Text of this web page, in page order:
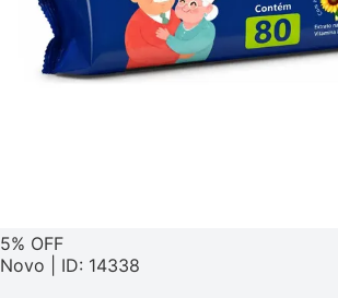
5% OFF
Novo | ID: 14338